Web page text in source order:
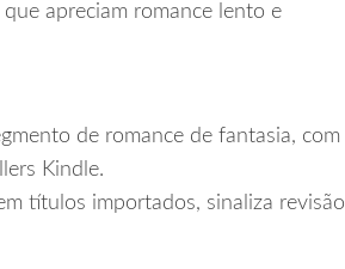
apreciam romance lento e
de romance de fantasia, com
Kindle.
títulos importados, sinaliza revisão